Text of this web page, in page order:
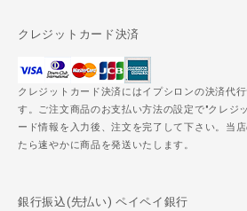
クレジットカード決済
クレジットカード決済にはイプシロンの決済代
す。ご注文商品のお支払い方法の設定で"クレジ
ード情報を入力後、注文を完了して下さい。当
たら速やかに商品を発送いたします。
銀行振込(先払い) ペイペイ銀行